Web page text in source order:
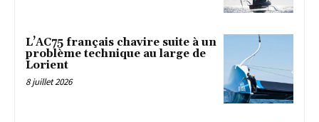
L’AC75 français chavire suite à un
problème technique au large de
Lorient
8 juillet 2026